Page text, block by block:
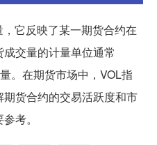
它反映了某一期货合约在
交量的计量单位通常
。在期货市场中，VOL指
货合约的交易活跃度和市
考。